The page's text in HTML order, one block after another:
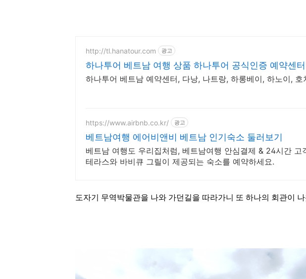
http://tl.hanatour.com 광고
하나투어 베트남 여행 상품 하나투어 공식인증 예약센
하나투어 베트남 예약센터, 다낭, 나트랑, 하롱베이, 하노이, 호
https://www.airbnb.co.kr/ 광고
베트남여행 에어비앤비 베트남 인기숙소 둘러보기
베트남 여행도 우리집처럼, 베트남여행 안심결제 & 24시간 고
테라스와 바비큐 그릴이 제공되는 숙소를 예약하세요.
도자기 무역박물관을 나와 가던길을 따라가니 또 하나의 회관이